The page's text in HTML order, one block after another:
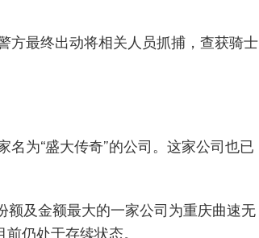
方最终出动将相关人员抓捕，查获骑士
为“盛大传奇”的公司。这家公司也已
额及金额最大的一家公司为重庆曲速无
仍处于存续状态。